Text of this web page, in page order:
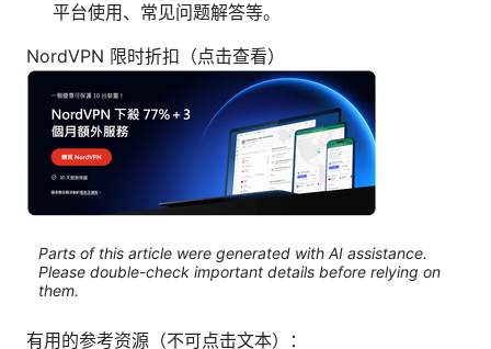
平台使用、常见问题解答等。
NordVPN 限时折扣（点击查看）
Parts of this article were generated with AI assistance.
Please double-check important details before relying on
them.
有用的参考资源（不可点击文本）：